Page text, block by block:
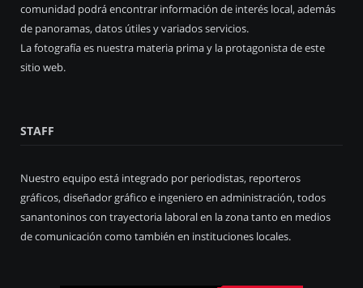
comunidad podrá encontrar información de interés local, además
de panoramas, datos útiles y variados servicios.
La fotografía es nuestra materia prima y la protagonista de este
sitio web.
STAFF
Nuestro equipo está integrado por periodistas, reporteros
gráficos, diseñador gráfico e ingeniero en administración, todos
sanantoninos con trayectoria laboral en la zona tanto en medios
de comunicación como también en instituciones locales.